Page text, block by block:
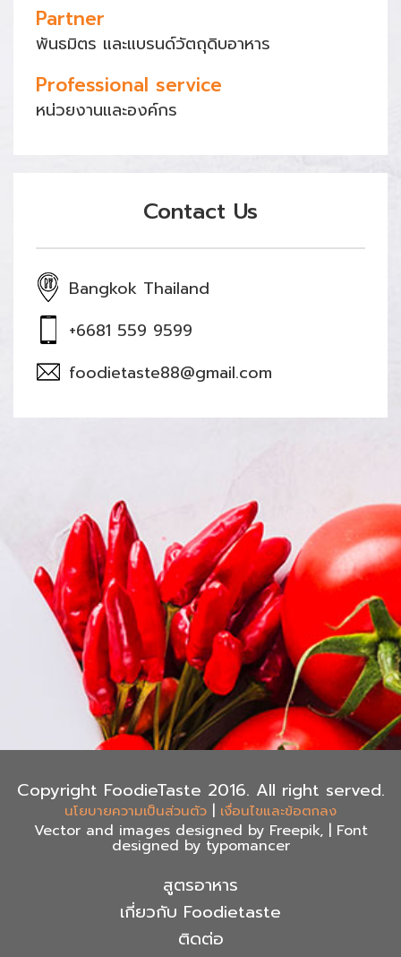
Partner
พันธมิตร และแบรนด์วัตถุดิบอาหาร
Professional service
หน่วยงานและองค์กร
Contact Us
Bangkok Thailand
+6681 559 9599
foodietaste88@gmail.com
Copyright FoodieTaste 2016. All right served.
นโยบายความเป็นส่วนตัว | เงื่อนไขและข้อตกลง
Vector and images designed by Freepik, | Font
designed by typomancer
สูตรอาหาร
เกี่ยวกับ Foodietaste
ติดต่อ